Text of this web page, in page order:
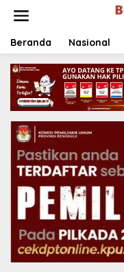
Beranda Nasional